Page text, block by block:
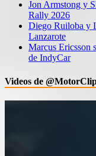
Jon Armstong y
Rally 2026
Diego Ruiloba y
Lanzarote
Marcus Ericsson
de IndyCar
Videos de